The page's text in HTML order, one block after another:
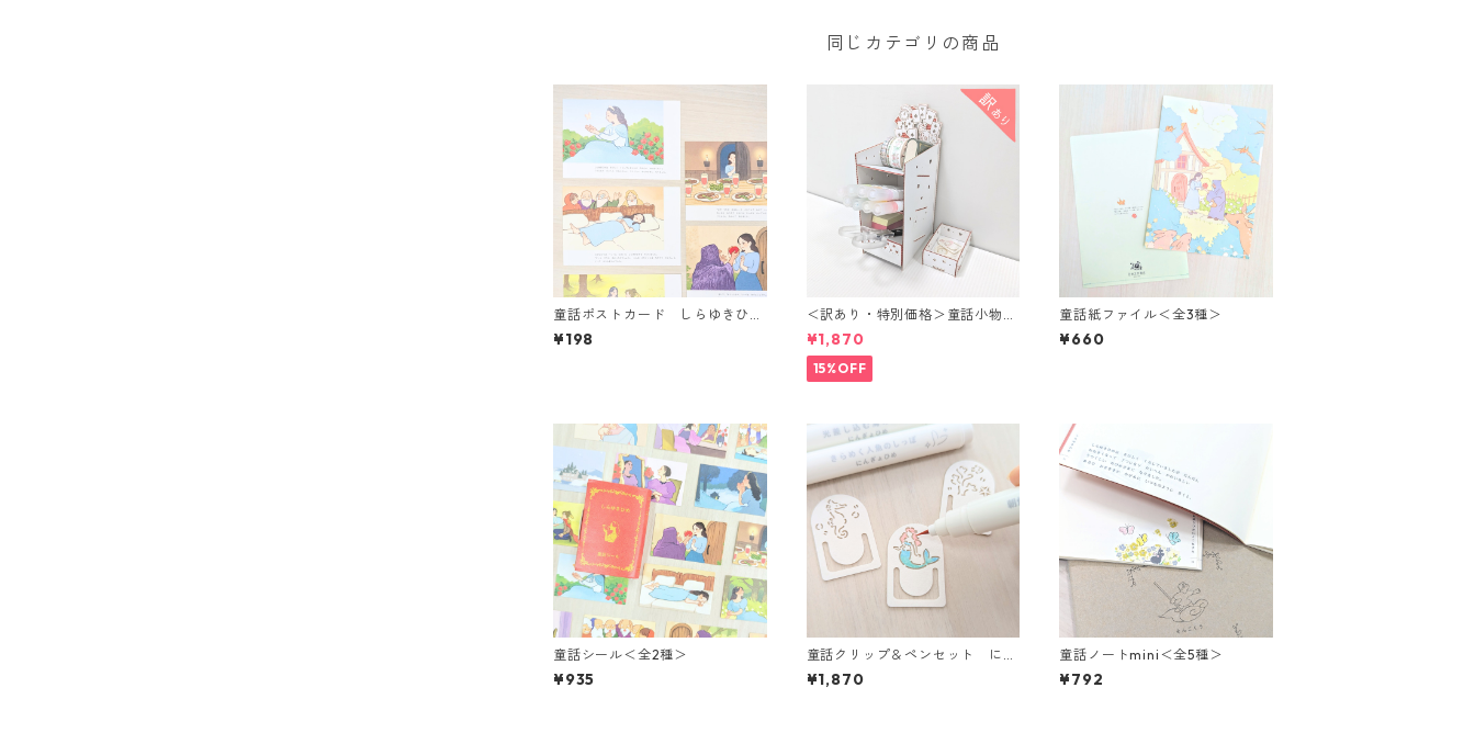
同じカテゴリの商品
童話ポストカード しらゆきひめ
＜バラ・全5種＞
¥198
＜訳あり・特別価格＞童話小物入
れ ふしぎのくにのアリス
¥1,870
15%OFF
童話紙ファイル＜全3種＞
¥660
童話シール＜全2種＞
¥935
童話クリップ＆ペンセット にん
ぎょひめ
¥1,870
童話ノートmini＜全5種＞
¥792